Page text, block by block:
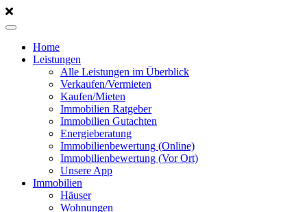
Home
Leistungen
Alle Leistungen im Überblick
Verkaufen/Vermieten
Kaufen/Mieten
Immobilien Ratgeber
Immobilien Gutachten
Energieberatung
Immobilienbewertung (Online)
Immobilienbewertung (Vor Ort)
Unsere App
Immobilien
Häuser
Wohnungen